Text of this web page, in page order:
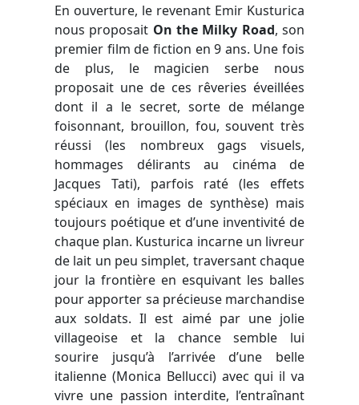
En ouverture, le revenant Emir Kusturica
nous proposait On the Milky Road, son
premier film de fiction en 9 ans. Une fois
de plus, le magicien serbe nous
proposait une de ces rêveries éveillées
dont il a le secret, sorte de mélange
foisonnant, brouillon, fou, souvent très
réussi (les nombreux gags visuels,
hommages délirants au cinéma de
Jacques Tati), parfois raté (les effets
spéciaux en images de synthèse) mais
toujours poétique et d’une inventivité de
chaque plan. Kusturica incarne un livreur
de lait un peu simplet, traversant chaque
jour la frontière en esquivant les balles
pour apporter sa précieuse marchandise
aux soldats. Il est aimé par une jolie
villageoise et la chance semble lui
sourire jusqu’à l’arrivée d’une belle
italienne (Monica Bellucci) avec qui il va
vivre une passion interdite, l’entraînant